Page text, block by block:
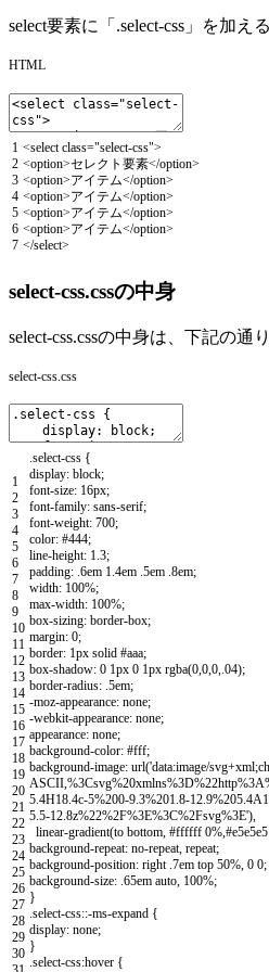
select要素に「.select-css」を加え
HTML
1
2
3
4
5
6
7
<selectclass="select-css">
<option>セレクト要素</option>
<option>アイテム</option>
<option>アイテム</option>
<option>アイテム</option>
<option>アイテム</option>
</select>
select-css.cssの中身
select-css.cssの中身は、下記の通り
select-css.css
1
2
3
4
5
6
7
8
9
10
11
12
13
14
15
16
17
18
19
20
21
22
23
24
25
26
27
28
29
30
.select-css {
display: block;
font-size: 16px;
font-family: sans-serif;
font-weight: 700;
color: #444;
line-height: 1.3;
padding: .6em 1.4em .5em .8em;
width: 100%;
max-width: 100%;
box-sizing: border-box;
margin: 0;
border: 1px solid #aaa;
box-shadow: 0 1px 0 1px rgba(0,0,0,.04);
border-radius: .5em;
-moz-appearance: none;
-webkit-appearance: none;
appearance: none;
background-color: #fff;
background-image: url('data:image/
5.4H18.4c-5%200-9.3%201.8-
5.5-12.8z%22%2F%3E%3C%2Fsvg%3E'),
linear-gradient(to bottom, #ffffff
background-repeat: no-repeat, repeat;
background-position: right .7em top 50%, 0 0;
background-size: .65em auto, 100%;
}
.select-css::-ms-expand {
display: none;
}
.select-css:hover {